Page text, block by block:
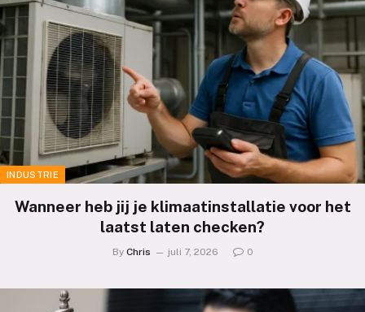
INDUSTRIE
Wanneer heb jij je klimaatinstallatie voor het
laatst laten checken?
By Chris juli 7, 2026 0